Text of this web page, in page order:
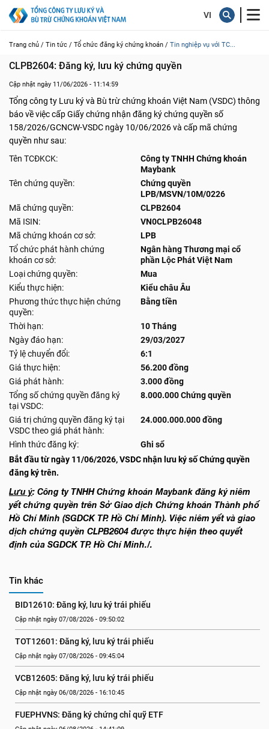
Trang chủ / Tin tức / Tổ chức đăng ký chứng khoán / Tin nghiệp vụ với TC...
CLPB2604: Đăng ký, lưu ký chứng quyền
Cập nhật ngày 11/06/2026 - 11:14:59
Tổng công ty Lưu ký và Bù trừ chứng khoán Việt Nam (VSDC) thông
báo về việc cấp Giấy chứng nhận đăng ký chứng quyền số
158/2026/GCNCW-VSDC ngày 10/06/2026 và cấp mã chứng
quyền như sau:
Tên TCĐKCK:
Công ty TNHH Chứng khoán
Maybank
Tên chứng quyền:
Chứng quyền
LPB/MSVN/10M/0226
Mã chứng quyền:
CLPB2604
Mã ISIN:
VN0CLPB26048
Mã chứng khoán cơ sở:
LPB
Tổ chức phát hành chứng
khoán cơ sở:
Ngân hàng Thương mại cổ
phần Lộc Phát Việt Nam
Loại chứng quyền:
Mua
Kiểu thực hiện:
Kiểu châu Âu
Phương thức thực hiện chứng
quyền:
Bằng tiền
Thời hạn:
10 Tháng
Ngày đáo hạn:
29/03/2027
Tỷ lệ chuyển đổi:
6:1
Giá thực hiện:
56.200 đồng
Giá phát hành:
3.000 đồng
Tổng số chứng quyền đăng ký
tại VSDC:
8.000.000 Chứng quyền
Giá trị chứng quyền đăng ký tại
VSDC theo giá phát hành:
24.000.000.000 đồng
Hình thức đăng ký:
Ghi sổ
Bắt đầu từ ngày 11/06/2026, VSDC nhận lưu ký số Chứng quyền
đăng ký trên.
Lưu ý: Công ty TNHH Chứng khoán Maybank đăng ký niêm
yết chứng quyền trên Sở Giao dịch Chứng khoán Thành phố
Hồ Chí Minh (SGDCK TP. Hồ Chí Minh). Việc niêm yết và giao
dịch chứng quyền CLPB2604 được thực hiện theo quyết
định của SGDCK TP. Hồ Chí Minh./.
Tin khác
BID12610: Đăng ký, lưu ký trái phiếu
Cập nhật ngày 07/08/2026 - 09:50:02
TOT12601: Đăng ký, lưu ký trái phiếu
Cập nhật ngày 07/08/2026 - 09:45:04
VCB12605: Đăng ký, lưu ký trái phiếu
Cập nhật ngày 06/08/2026 - 16:10:45
FUEPHVNS: Đăng ký chứng chỉ quỹ ETF